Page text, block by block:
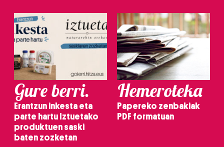
Gure berri.
Erantzun inkesta eta
parte hartu Iztuetako
produktuen saski
baten zozketan
Hemeroteka
Papereko zenbakiak
PDF formatuan